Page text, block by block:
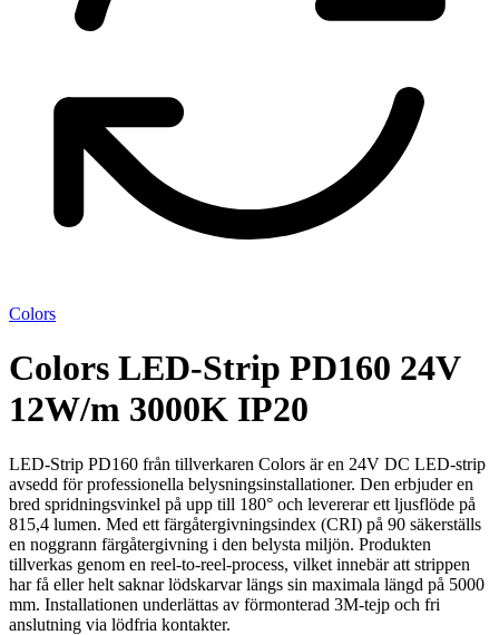
Colors
Colors LED-Strip PD160 24V
12W/m 3000K IP20
LED-Strip PD160 från tillverkaren Colors är en 24V DC LED-strip
avsedd för professionella belysningsinstallationer. Den erbjuder en
bred spridningsvinkel på upp till 180° och levererar ett ljusflöde på
815,4 lumen. Med ett färgåtergivningsindex (CRI) på 90 säkerställs
en noggrann färgåtergivning i den belysta miljön. Produkten
tillverkas genom en reel-to-reel-process, vilket innebär att strippen
har få eller helt saknar lödskarvar längs sin maximala längd på 5000
mm. Installationen underlättas av förmonterad 3M-tejp och fri
anslutning via lödfria kontakter.